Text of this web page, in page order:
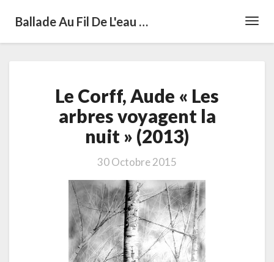
Ballade Au Fil De L'eau …
Corff,
Aude
«
Les
arbres
voyagent
nuit
»
(2013)
Le Corff, Aude « Les
arbres voyagent la
nuit » (2013)
30 Octobre 2015